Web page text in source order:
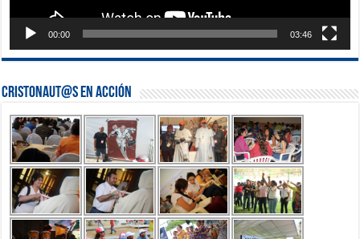
00:00 03:46
Cristonaut@s en Acción